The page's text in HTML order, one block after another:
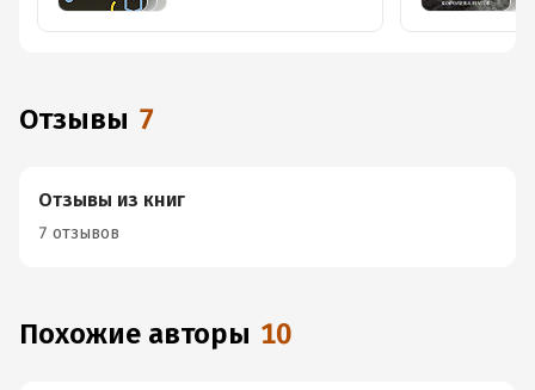
Отзывы 7
Отзывы из книг
7 отзывов
Похожие авторы 10